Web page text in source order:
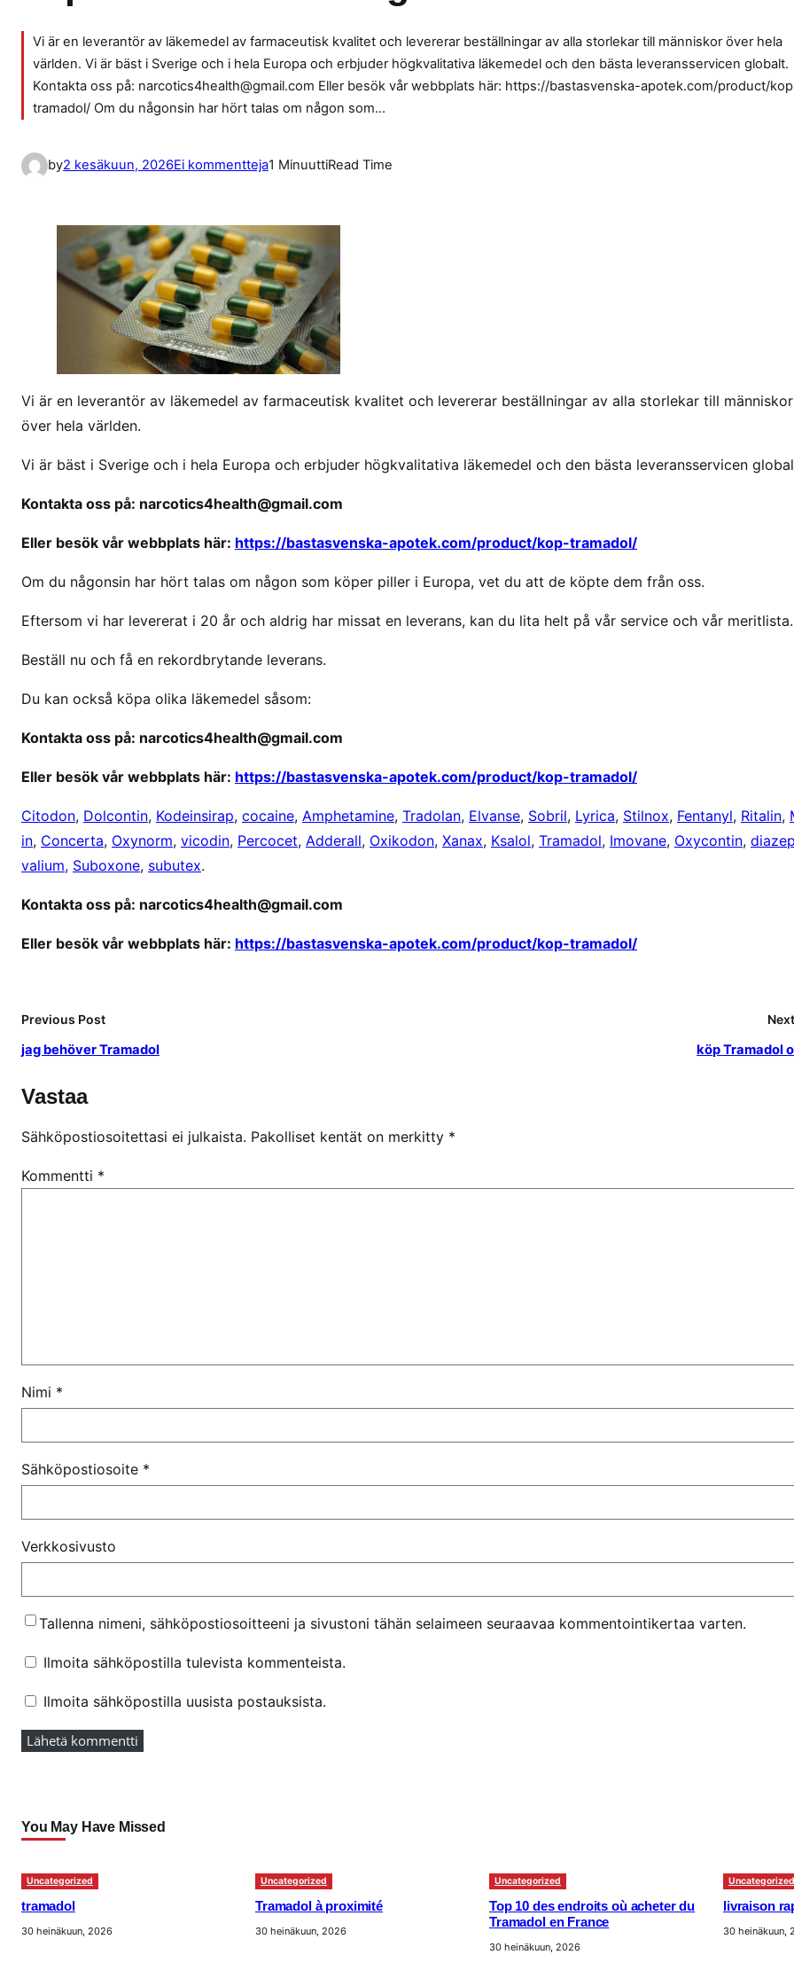
Vi är en leverantör av läkemedel av farmaceutisk kvalitet och levererar beställningar av alla storlekar till människor över hela
världen. Vi är bäst i Sverige och i hela Europa och erbjuder högkvalitativa läkemedel och den bästa leveransservicen globalt.
Kontakta oss på: narcotics4health@gmail.com Eller besök vår webbplats här: https://bastasvenska-apotek.com/product/
tramadol/ Om du någonsin har hört talas om någon som…
by2 kesäkuun, 2026Ei kommenttejaa
i
k
k
e
l
i
i
k
T
r
m
d
l
i
v
r
g
1 MinuuttiRead Time
Vi är en leverantör av läkemedel av farmaceutisk kvalitet och levererar beställningar av alla storlekar till människor
över hela världen.
Vi är bäst i Sverige och i hela Europa och erbjuder högkvalitativa läkemedel och den bästa leveransservicen
Kontakta oss på: narcotics4health@gmail.com
Eller besök vår webbplats här: https://bastasvenska-apotek.com/product/kop-tramadol/
Om du någonsin har hört talas om någon som köper piller i Europa, vet du att de köpte dem från oss.
Eftersom vi har levererat i 20 år och aldrig har missat en leverans, kan du lita helt på vår service och vår meritlista.
Beställ nu och få en rekordbrytande leverans.
Du kan också köpa olika läkemedel såsom:
Kontakta oss på: narcotics4health@gmail.com
Eller besök vår webbplats här: https://bastasvenska-apotek.com/product/kop-tramadol/
Citodon, Dolcontin, Kodeinsirap, cocaine, Amphetamine, Tradolan, Elvanse, Sobril, Lyrica, Stilnox, Fentanyl, Ritalin,
in, Concerta, Oxynorm, vicodin, Percocet, Adderall, Oxikodon, Xanax, Ksalol, Tramadol, Imovane, Oxycontin,
valium, Suboxone, subutex.
Kontakta oss på: narcotics4health@gmail.com
Eller besök vår webbplats här: https://bastasvenska-apotek.com/product/kop-tramadol/
Previous Post
jag behöver Tramadol köp Tramadol
Vastaa
Sähköpostiosoitettasi ei julkaista. Pakolliset kentät on merkitty *
Kommentti *
Nimi *
Sähköpostiosoite *
Verkkosivusto
Tallenna nimeni, sähköpostiosoitteeni ja sivustoni tähän selaimeen seuraavaa kommentointikertaa varten.
Ilmoita sähköpostilla tulevista kommenteista.
Ilmoita sähköpostilla uusista postauksista.
You May Have Missed
Uncategorized
tramadol
30 heinäkuun, 2026
Uncategorized
Tramadol à proximité
30 heinäkuun, 2026
Uncategorized
Top 10 des endroits où acheter du
Tramadol en France
30 heinäkuun, 2026
Uncategorized
livraison
30 heinäkuun,